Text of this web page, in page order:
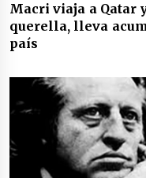
Macri viaja a Qatar
querella, lleva
país